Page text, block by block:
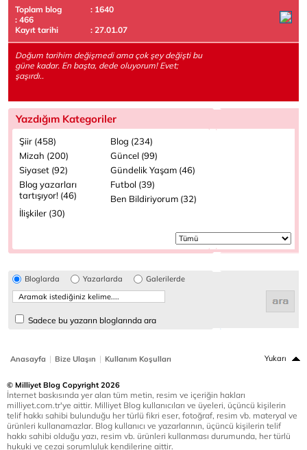
Toplam blog
: 1640
: 466
Kayıt tarihi
: 27.01.07
Doğum tarihim değişmedi ama çok şey değişti bu
güne kadar. En başta, dede oluyorum! Evet;
şaşırdı..
Yazdığım Kategoriler
Şiir (458)
Blog (234)
Mizah (200)
Güncel (99)
Siyaset (92)
Gündelik Yaşam (46)
Blog yazarları
tartışıyor! (46)
Futbol (39)
Ben Bildiriyorum (32)
İlişkiler (30)
Bloglarda Yazarlarda Galerilerde
Sadece bu yazarın bloglarında ara
Anasayfa | Bize Ulaşın | Kullanım Koşulları Yukarı
© Milliyet Blog Copyright 2026
İnternet baskısında yer alan tüm metin, resim ve içeriğin hakları
milliyet.com.tr'ye aittir. Milliyet Blog kullanıcıları ve üyeleri, üçüncü kişilerin
telif hakkı sahibi bulunduğu her türlü fikri eser, fotoğraf, resim vb. materyal ve
ürünleri kullanamazlar. Blog kullanıcı ve yazarlarının, üçüncü kişilerin telif
hakkı sahibi olduğu yazı, resim vb. ürünleri kullanması durumunda, her türlü
hukuki ve cezai sorumluluk kendilerine aittir.